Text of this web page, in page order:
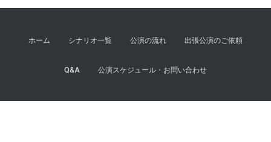
ホーム シナリオ一覧 公演の流れ 出張公演のご依頼
Q&A 公演スケジュール・お問い合わせ